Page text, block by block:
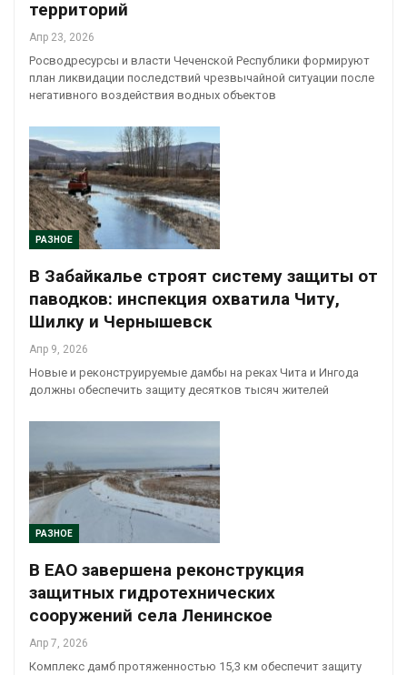
территорий
Апр 23, 2026
Росводресурсы и власти Чеченской Республики формируют
план ликвидации последствий чрезвычайной ситуации после
негативного воздействия водных объектов
РАЗНОЕ
В Забайкалье строят систему защиты от
паводков: инспекция охватила Читу,
Шилку и Чернышевск
Апр 9, 2026
Новые и реконструируемые дамбы на реках Чита и Ингода
должны обеспечить защиту десятков тысяч жителей
РАЗНОЕ
В ЕАО завершена реконструкция
защитных гидротехнических
сооружений села Ленинское
Апр 7, 2026
Комплекс дамб протяженностью 15,3 км обеспечит защиту